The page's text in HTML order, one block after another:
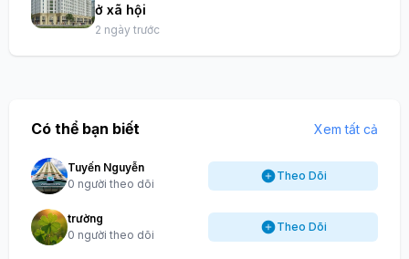
ở xã hội
2 ngày trước
Có thể bạn biết Xem tất cả
Tuyến Nguyễn
0 người theo dõi
Theo Dõi
trường
0 người theo dõi
Theo Dõi